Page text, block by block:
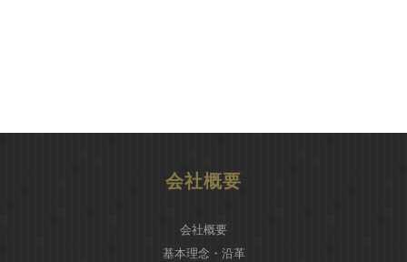
会社概要
会社概要
基本理念・沿革